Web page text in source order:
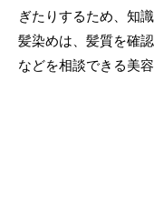
ぎたりするため、知
髪染めは、髪質を確
などを相談できる美